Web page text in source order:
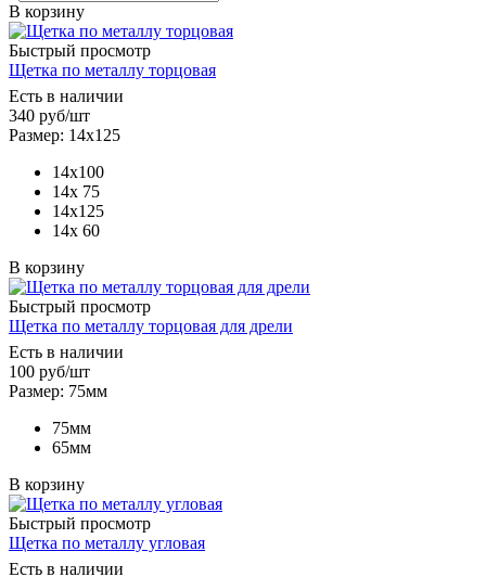
В корзину
Быстрый просмотр
Щетка по металлу торцовая
Есть в наличии
340 руб/шт
Размер: 14х125
14х100
14х 75
14х125
14х 60
В корзину
Быстрый просмотр
Щетка по металлу торцовая для дрели
Есть в наличии
100 руб/шт
Размер: 75мм
75мм
65мм
В корзину
Быстрый просмотр
Щетка по металлу угловая
Есть в наличии